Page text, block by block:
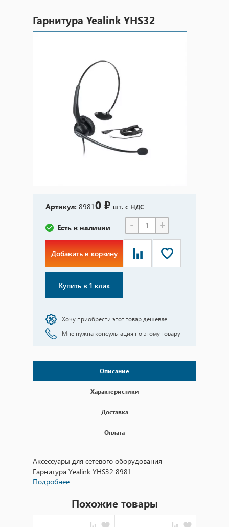
Гарнитура Yealink YHS32
Артикул: 89810 ₽ шт. с НДС
Есть в наличии - +
Добавить в корзину
Купить в 1 клик
Хочу приобрести этот товар дешевле
Мне нужна консультация по этому товару
Описание
Характеристики
Доставка
Оплата
Аксессуары для сетевого оборудования
Гарнитура Yealink YHS32 8981
Подробнее
Похожие товары